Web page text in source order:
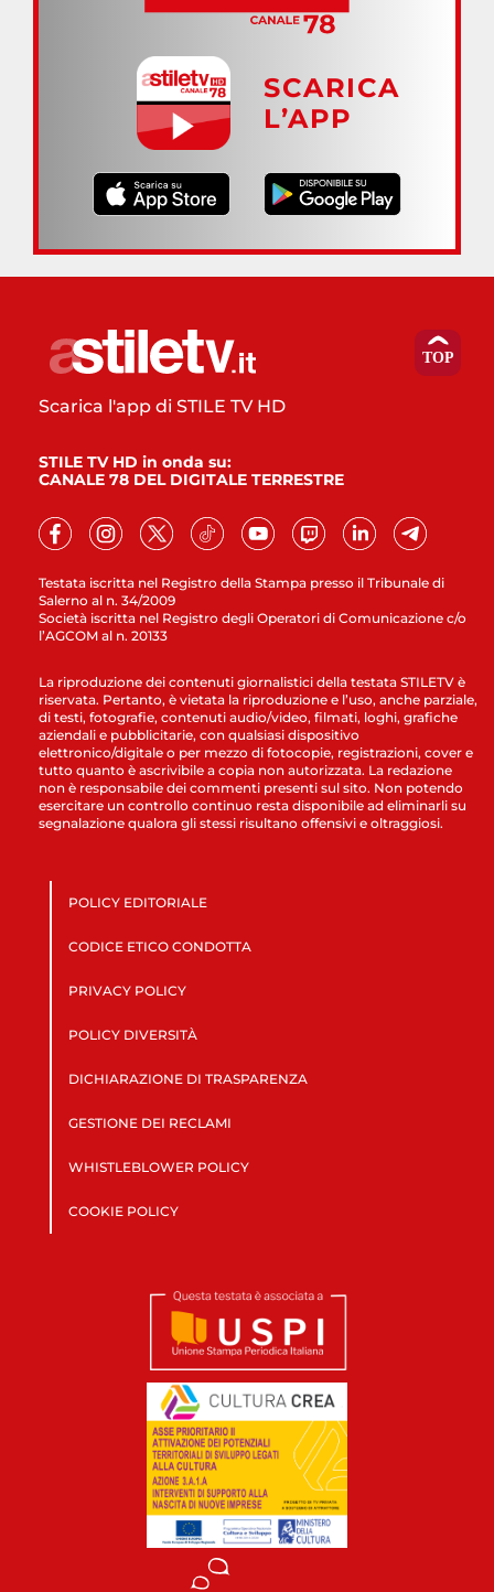
SCARICA
L’APP
Testata iscritta nel Registro della Stampa presso il Tribunale di
Salerno al n. 34/2009
Società iscritta nel Registro degli Operatori di Comunicazione c/o
l’AGCOM al n. 20133
Scarica l'app di STILE TV HD
STILE TV HD in onda su:
CANALE 78 DEL DIGITALE TERRESTRE
La riproduzione dei contenuti giornalistici della testata STILETV è
riservata. Pertanto, è vietata la riproduzione e l’uso, anche parziale,
di testi, fotografie, contenuti audio/video, filmati, loghi, grafiche
aziendali e pubblicitarie, con qualsiasi dispositivo
elettronico/digitale o per mezzo di fotocopie, registrazioni, cover e
tutto quanto è ascrivibile a copia non autorizzata. La redazione
non è responsabile dei commenti presenti sul sito. Non potendo
esercitare un controllo continuo resta disponibile ad eliminarli su
segnalazione qualora gli stessi risultano offensivi e oltraggiosi.
POLICY EDITORIALE
CODICE ETICO CONDOTTA
PRIVACY POLICY
POLICY DIVERSITÀ
DICHIARAZIONE DI TRASPARENZA
GESTIONE DEI RECLAMI
WHISTLEBLOWER POLICY
COOKIE POLICY